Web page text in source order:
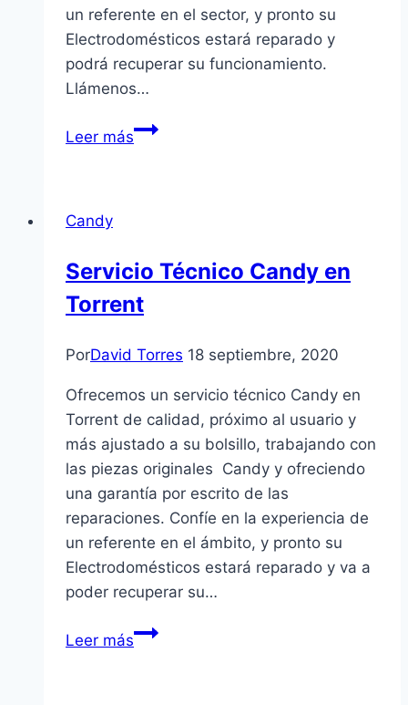
un referente en el sector, y pronto su
Electrodomésticos estará reparado y
podrá recuperar su funcionamiento.
Llámenos…
Leer másServicio
Candy
Servicio Técnico Candy en
Torrent
PorDavid Torres 18 septiembre, 2020
Ofrecemos un servicio técnico Candy en
Torrent de calidad, próximo al usuario y
más ajustado a su bolsillo, trabajando con
las piezas originales Candy y ofreciendo
una garantía por escrito de las
reparaciones. Confíe en la experiencia de
un referente en el ámbito, y pronto su
Electrodomésticos estará reparado y va a
poder recuperar su…
Leer másServicio